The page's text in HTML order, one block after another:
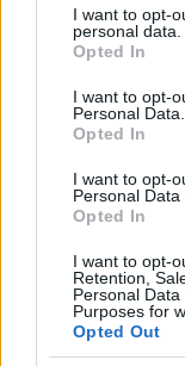
not limited to your
grant or deny
use your data for
consent section.
I want to opt-
personal data.
Opted In
I want to opt-
Personal Data.
Opted In
I want to opt-
Personal
Opted In
I want to opt-
Retention,
Personal
Purposes for
Opted Out
a nyolcszoros
aragóniai GP-n
szakaszokat, és
próbálkozásnál
megértsem, hol
túl sok”–
„Most meg kell
következő
a fájdalom –